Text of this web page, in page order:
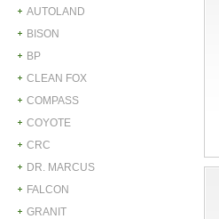
AUTOLAND
BISON
BP
CLEAN FOX
COMPASS
COYOTE
CRC
DR. MARCUS
FALCON
GRANIT